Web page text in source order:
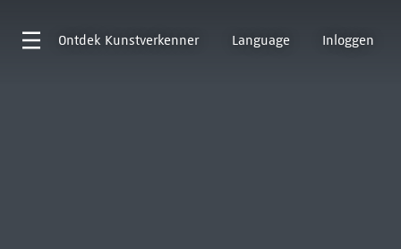
Ontdek Kunstverkenner Language Inloggen